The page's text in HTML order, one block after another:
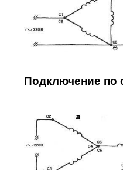
Подключение по